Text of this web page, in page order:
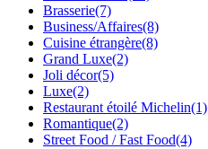
Trinité(1)
Brasserie(7)
Business/Affaires(8)
Cuisine étrangère(8)
Grand Luxe(2)
Joli décor(5)
Luxe(2)
Restaurant étoilé Michelin(1)
Romantique(2)
Street Food / Fast Food(4)